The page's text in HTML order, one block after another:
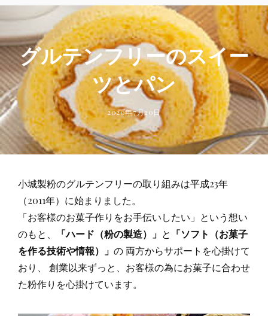
グルテンフリーのスイー
ツとパン
BYPOSTED
ON
2020年7月20日
小城製粉のグルテンフリーの取り組みは平成23年
（2011年）に始まりました。
「お客様のお菓子作りをお手伝いしたい」という想い
のもと、
「ハード（粉の製造）」 と 「ソフト（お菓子
を作る技術や情報）」 の 両方からサポートを心掛けて
おり、 創業以来ずっと、お客様の為にお菓子に合わせ
た粉作りを心掛けています。